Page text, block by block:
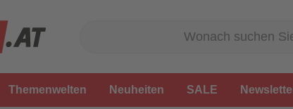
Themenwelten Neuheiten SALE